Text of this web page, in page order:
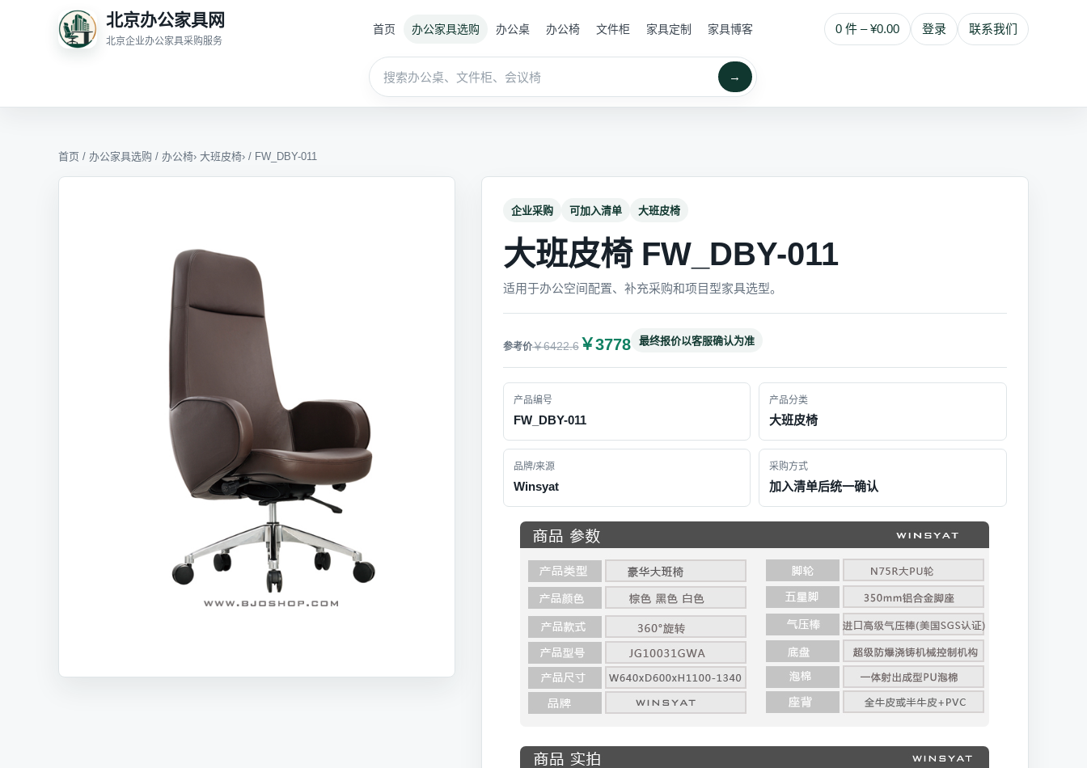
北京办公家具网
北京企业办公家具采购服务
0 件 – ¥0.00 登录 联系我们
首页 办公家具选购 办公桌 办公椅 文件柜 家具定制 家具博客
→
首页 / 办公家具选购 / 办公椅› 大班皮椅› / FW_DBY-011
企业采购 可加入清单 大班皮椅
大班皮椅 FW_DBY-011
适用于办公空间配置、补充采购和项目型家具选型。
￥6422.6￥3778 最终报价以客服确认为准
产品编号
FW_DBY-011
产品分类
大班皮椅
品牌/来源
Winsyat
采购方式
加入清单后统一确认